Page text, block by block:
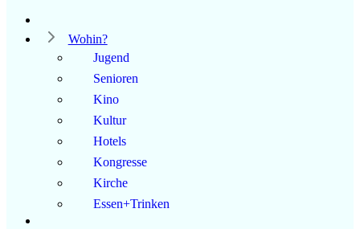
Wohin?
Jugend
Senioren
Kino
Kultur
Hotels
Kongresse
Kirche
Essen+Trinken